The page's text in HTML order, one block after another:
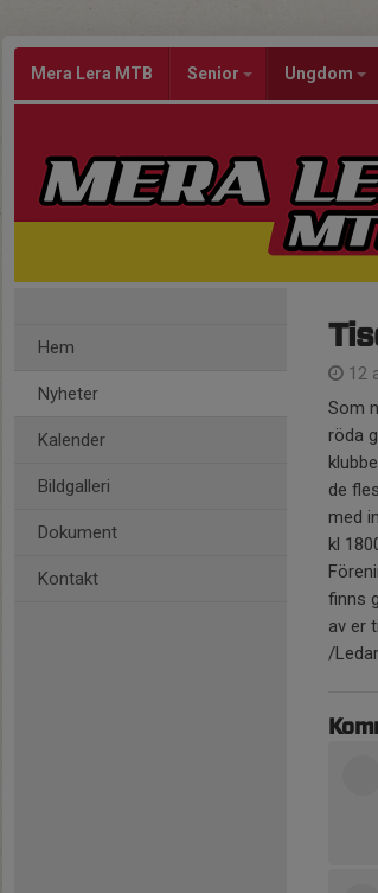
Mera Lera MTB Senior Ungdom
Hem
Nyheter
Kalender
Bildgalleri
Dokument
Kontakt
12
Som
röda
de
med
kl
finns
av er
/